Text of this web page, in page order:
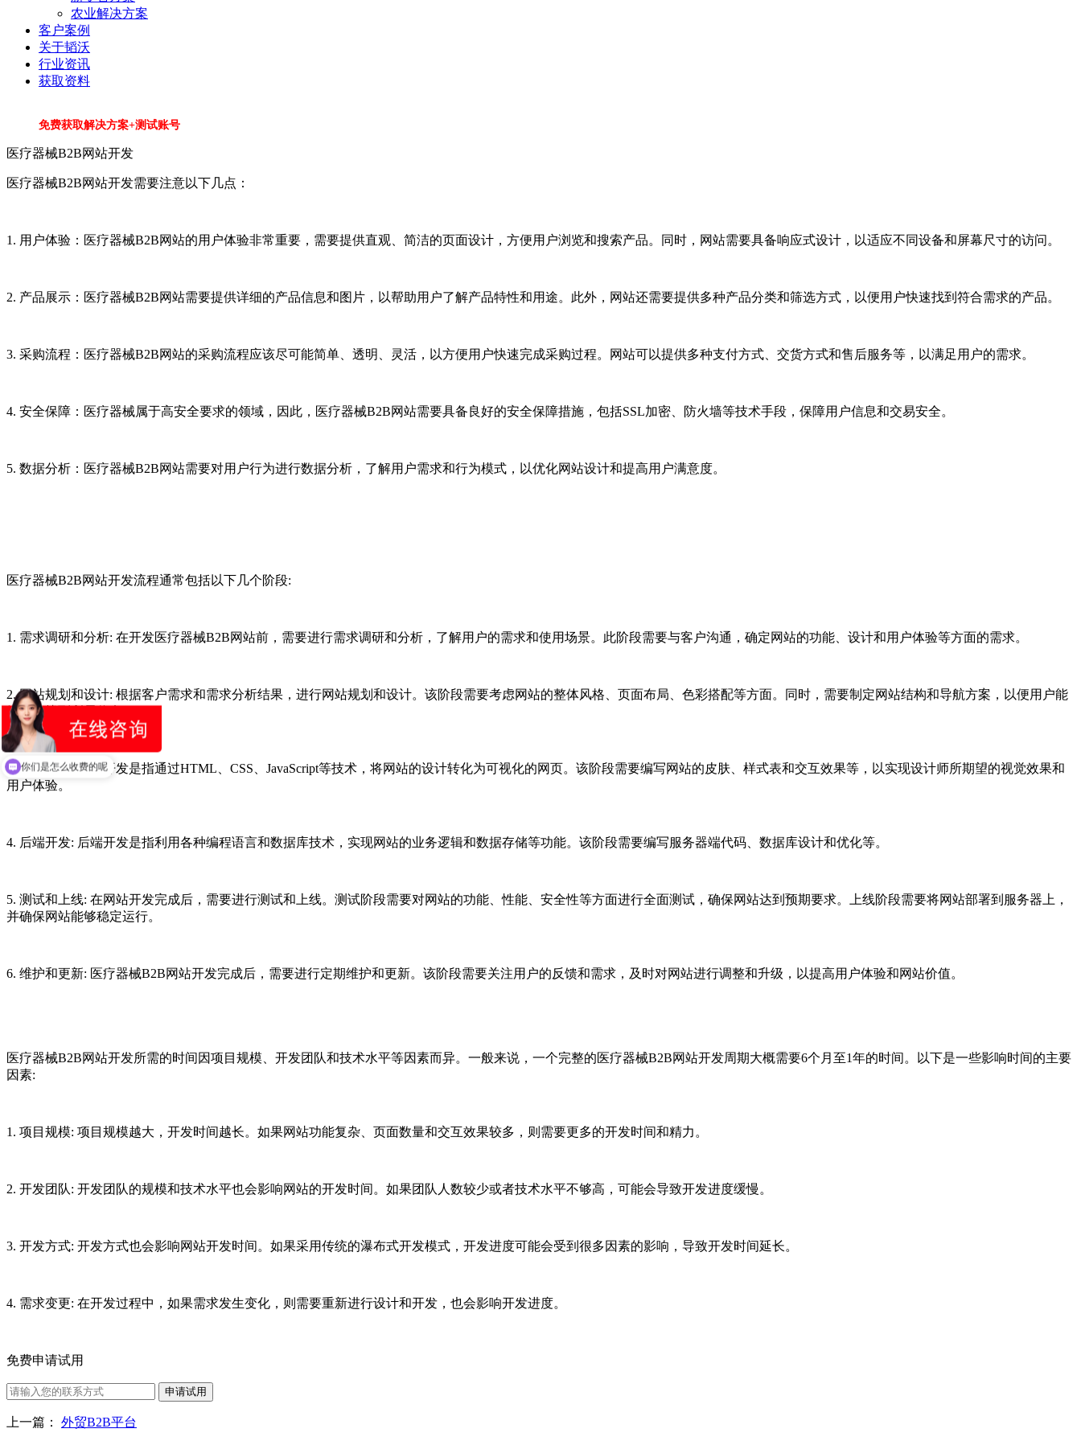
农业解决方案
客户案例
关于韬沃
行业资讯
获取资料
免费获取解决方案+测试账号
医疗器械B2B网站开发
医疗器械B2B网站开发需要注意以下几点：
1. 用户体验：医疗器械B2B网站的用户体验非常重要，需要提供直观、简洁的页面设计，方便用户浏览和搜索产品。同时，网站需要具备响应式设计，以适应不同设备和屏幕尺寸的访问。
2. 产品展示：医疗器械B2B网站需要提供详细的产品信息和图片，以帮助用户了解产品特性和用途。此外，网站还需要提供多种产品分类和筛选方式，以便用户快速找到符合需求的产品。
3. 采购流程：医疗器械B2B网站的采购流程应该尽可能简单、透明、灵活，以方便用户快速完成采购过程。网站可以提供多种支付方式、交货方式和售后服务等，以满足用户的需求。
4. 安全保障：医疗器械属于高安全要求的领域，因此，医疗器械B2B网站需要具备良好的安全保障措施，包括SSL加密、防火墙等技术手段，保障用户信息和交易安全。
5. 数据分析：医疗器械B2B网站需要对用户行为进行数据分析，了解用户需求和行为模式，以优化网站设计和提高用户满意度。
医疗器械B2B网站开发流程通常包括以下几个阶段:
1. 需求调研和分析: 在开发医疗器械B2B网站前，需要进行需求调研和分析，了解用户的需求和使用场景。此阶段需要与客户沟通，确定网站的功能、设计和用户体验等方面的需求。
2. 网站规划和设计: 根据客户需求和需求分析结果，进行网站规划和设计。该阶段需要考虑网站的整体风格、页面布局、色彩搭配等方面。同时，需要制定网站结构和导航方案，以便用户能
够快速找到所需信息。
3. 前端开发: 前端开发是指通过HTML、CSS、JavaScript等技术，将网站的设计转化为可视化的网页。该阶段需要编写网站的皮肤、样式表和交互效果等，以实现设计师所期望的视觉效果和
用户体验。
4. 后端开发: 后端开发是指利用各种编程语言和数据库技术，实现网站的业务逻辑和数据存储等功能。该阶段需要编写服务器端代码、数据库设计和优化等。
5. 测试和上线: 在网站开发完成后，需要进行测试和上线。测试阶段需要对网站的功能、性能、安全性等方面进行全面测试，确保网站达到预期要求。上线阶段需要将网站部署到服务器上，
并确保网站能够稳定运行。
6. 维护和更新: 医疗器械B2B网站开发完成后，需要进行定期维护和更新。该阶段需要关注用户的反馈和需求，及时对网站进行调整和升级，以提高用户体验和网站价值。
医疗器械B2B网站开发所需的时间因项目规模、开发团队和技术水平等因素而异。一般来说，一个完整的医疗器械B2B网站开发周期大概需要6个月至1年的时间。以下是一些影响时间的主要
因素:
1. 项目规模: 项目规模越大，开发时间越长。如果网站功能复杂、页面数量和交互效果较多，则需要更多的开发时间和精力。
2. 开发团队: 开发团队的规模和技术水平也会影响网站的开发时间。如果团队人数较少或者技术水平不够高，可能会导致开发进度缓慢。
3. 开发方式: 开发方式也会影响网站开发时间。如果采用传统的瀑布式开发模式，开发进度可能会受到很多因素的影响，导致开发时间延长。
4. 需求变更: 在开发过程中，如果需求发生变化，则需要重新进行设计和开发，也会影响开发进度。
免费申请试用
申请试用
上一篇： 外贸B2B平台
你们是怎么收费的呢
现在有优惠活动吗